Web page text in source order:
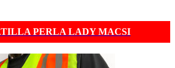
PERLA LADY MACSI